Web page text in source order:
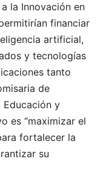
la Innovación en
financiar
artificial,
y tecnologías
tanto
de
Educación y
es “maximizar el
fortalecer la
su